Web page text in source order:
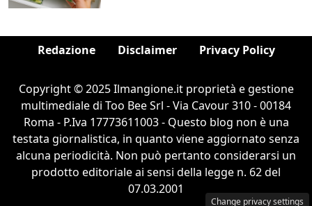
Redazione Disclaimer Privacy Policy
Copyright © 2025 Ilmangione.it proprietà e gestione
multimediale di Too Bee Srl - Via Cavour 310 - 00184
Roma - P.Iva 17773611003 - Questo blog non è una
testata giornalistica, in quanto viene aggiornato senza
alcuna periodicità. Non può pertanto considerarsi un
prodotto editoriale ai sensi della legge n. 62 del
07.03.2001
Change privacy settings